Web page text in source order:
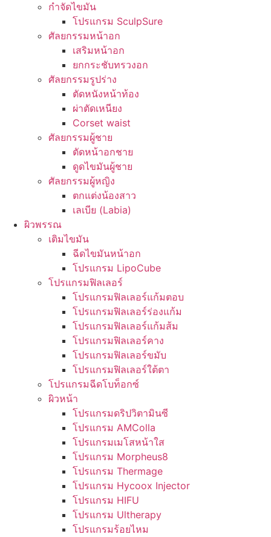
กำจัดไขมัน
โปรแกรม SculpSure
ศัลยกรรมหน้าอก
เสริมหน้าอก
ยกกระชับทรวงอก
ศัลยกรรมรูปร่าง
ตัดหนังหน้าท้อง
ผ่าตัดเหนียง
Corset waist
ศัลยกรรมผู้ชาย
ตัดหน้าอกชาย
ดูดไขมันผู้ชาย
ศัลยกรรมผู้หญิง
ตกแต่งน้องสาว
เลเบีย (Labia)
ผิวพรรณ
เติมไขมัน
ฉีดไขมันหน้าอก
โปรแกรม LipoCube
โปรแกรมฟิลเลอร์
โปรแกรมฟิลเลอร์แก้มตอบ
โปรแกรมฟิลเลอร์ร่องแก้ม
โปรแกรมฟิลเลอร์แก้มส้ม
โปรแกรมฟิลเลอร์คาง
โปรแกรมฟิลเลอร์ขมับ
โปรแกรมฟิลเลอร์ใต้ตา
โปรแกรมฉีดโบท็อกซ์
ผิวหน้า
โปรแกรมดริปวิตามินซี
โปรแกรม AMColla
โปรแกรมเมโสหน้าใส
โปรแกรม Morpheus8
โปรแกรม Thermage
โปรแกรม Hycoox Injector
โปรแกรม HIFU
โปรแกรม Ultherapy
โปรแกรมร้อยไหม